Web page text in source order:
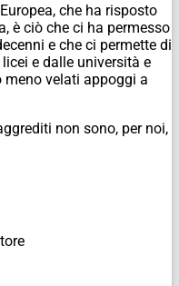
che ha risposto
è ciò che ci ha permesso
e che ci permette di
e dalle università e
velati appoggi a
non sono, per noi,